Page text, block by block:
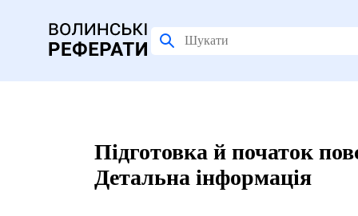
Підготовка й початок
Детальна інформація